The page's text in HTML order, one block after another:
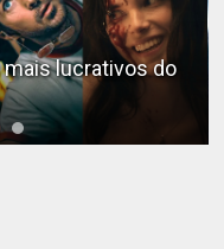
lucrativos do